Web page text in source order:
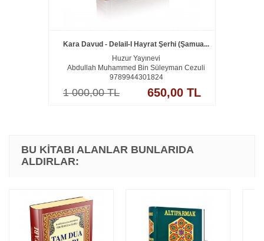
Kara Davud - Delail-I Hayrat Şerhi (Şamua...
Huzur Yayınevi
Abdullah Muhammed Bin Süleyman Cezuli
9789944301824
1 000,00 TL 650,00 TL
BU KITABI ALANLAR BUNLARIDA
ALDIRLAR: